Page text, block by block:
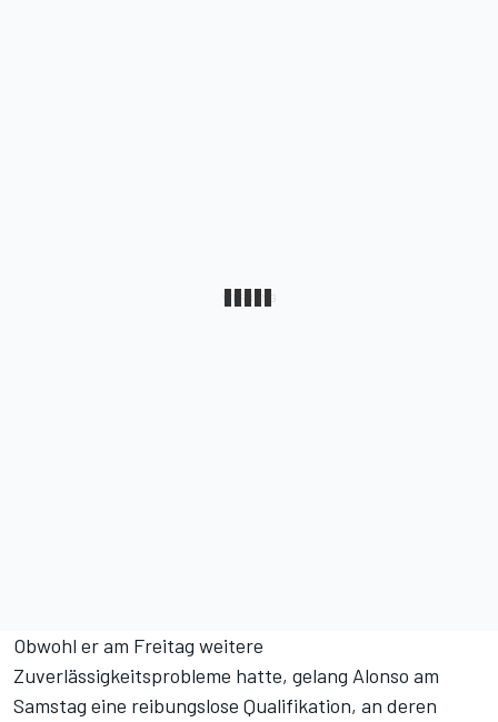
Obwohl er am Freitag weitere
Zuverlässigkeitsprobleme hatte, gelang Alonso am
Samstag eine reibungslose Qualifikation, an deren